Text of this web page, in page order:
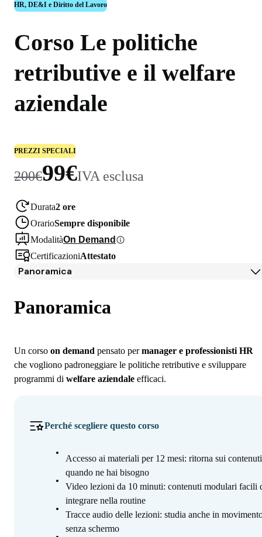
HR, DE&I e Diritto del Lavoro
Corso Le politiche
retributive e il welfare
aziendale
PREZZI SPECIALI
200€99€IVA esclusa
Durata2 ore
OrarioSempre disponibile
ModalitàOn Demand
CertificazioniAttestato
Panoramica
Programma
Iscrizione
Panoramica
Un corso on demand pensato permanager e professionisti HR
che vogliono padroneggiare le politiche retributive e sviluppare
programmi di welfare aziendale efficaci.
Perché scegliere questo corso
Accesso ai materiali per 12 mesi: ritorna sui contenuti
quando ne hai bisogno
Video lezioni da 10 minuti: contenuti modulari facili
integrare nella routine
Tracce audio delle lezioni: studia anche in
senza schermo